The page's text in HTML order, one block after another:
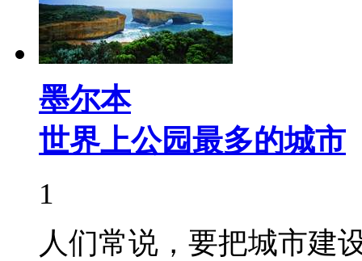
墨尔本
世界上公园最多的城市
1
人们常说，要把城市建